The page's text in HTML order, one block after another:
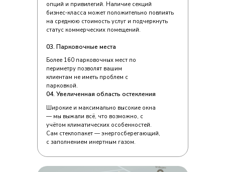
опций и привилегий. Наличие секций
бизнес‑класса может положительно повлиять
на среднюю стоимость услуг и подчеркнуть
статус коммерческих помещений.
03. Парковочные места
Более 160 парковочных мест по
периметру позволят вашим
клиентам не иметь проблем с
парковкой.
04. Увеличенная область остекления
Широкие и максимально высокие окна
— мы выжали всё, что возможно, с
учётом климатических особенностей.
Сам стеклопакет — энергосберегающий,
с заполнением инертным газом.